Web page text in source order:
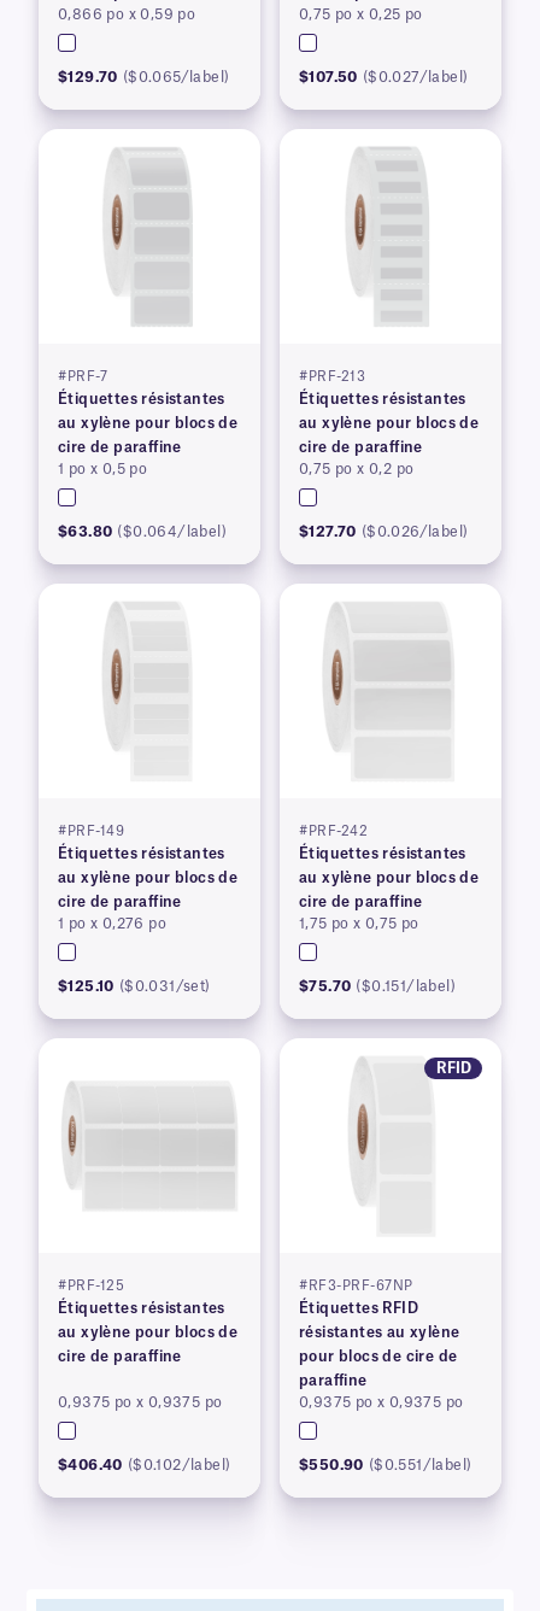
0,866 po x 0,59 po
$129.70 ($0.065/label)
0,75 po x 0,25 po
$107.50 ($0.027/label)
#PRF-7
Étiquettes résistantes
au xylène pour blocs de
cire de paraffine
1 po x 0,5 po
$63.80 ($0.064/label)
#PRF-213
Étiquettes résistantes
au xylène pour blocs de
cire de paraffine
0,75 po x 0,2 po
$127.70 ($0.026/label)
#PRF-149
Étiquettes résistantes
au xylène pour blocs de
cire de paraffine
1 po x 0,276 po
$125.10 ($0.031/set)
#PRF-242
Étiquettes résistantes
au xylène pour blocs de
cire de paraffine
1,75 po x 0,75 po
$75.70 ($0.151/label)
#PRF-125
Étiquettes résistantes
au xylène pour blocs de
cire de paraffine
0,9375 po x 0,9375 po
$406.40 ($0.102/label)
RFID
#RF3-PRF-67NP
Étiquettes RFID
résistantes au xylène
pour blocs de cire de
paraffine
0,9375 po x 0,9375 po
$550.90 ($0.551/label)